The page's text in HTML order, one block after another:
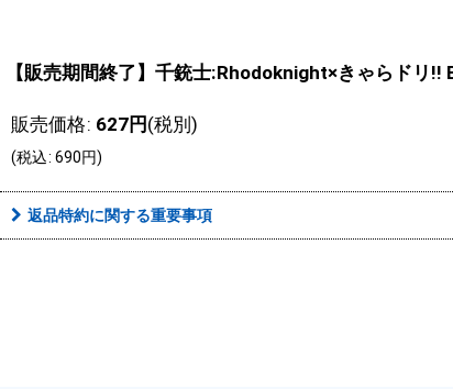
【販売期間終了】千銃士:Rhodoknight×きゃらドリ
販売価格: 627円 (税別)
(税込: 690円)
返品特約に関する重要事項